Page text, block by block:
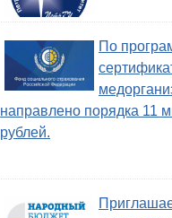
По
направлено порядка 11
рублей.